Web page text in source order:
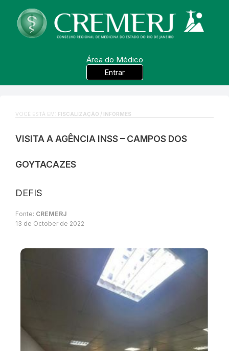
Área do Médico
Entrar
VOCÊ ESTÁ EM: FISCALIZAÇÃO / INFORMES
VISITA A AGÊNCIA INSS – CAMPOS DOS
GOYTACAZES
DEFIS
Fonte: CREMERJ
13 de October de 2022